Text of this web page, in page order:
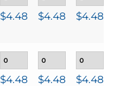
$4.48 $4.48 $4.48
$4.48 $4.48 $4.48